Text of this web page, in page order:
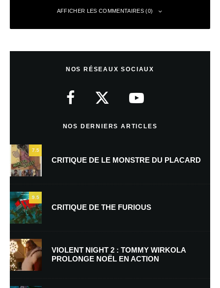
AFFICHER LES COMMENTAIRES (0)
Nom*
E-mail *
NOS RÉSEAUX SOCIAUX
NOS DERNIERS ARTICLES
7.5
CRITIQUE DE LE MONSTRE DU PLACARD
9.5
CRITIQUE DE THE FURIOUS
VIOLENT NIGHT 2 : TOMMY WIRKOLA
PROLONGE NOËL EN ACTION